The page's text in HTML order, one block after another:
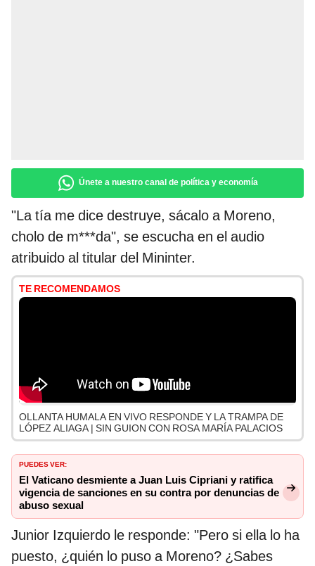
Únete a nuestro canal de política y economía
"La tía me dice destruye, sácalo a Moreno,
cholo de m***da", se escucha en el audio
atribuido al titular del Mininter.
TE RECOMENDAMOS
OLLANTA HUMALA EN VIVO RESPONDE Y LA TRAMPA DE
LÓPEZ ALIAGA | SIN GUION CON ROSA MARÍA PALACIOS
PUEDES VER:
El Vaticano desmiente a Juan Luis Cipriani y ratifica
vigencia de sanciones en su contra por denuncias de
abuso sexual
Junior Izquierdo le responde: "Pero si ella lo ha
puesto, ¿quién lo puso a Moreno? ¿Sabes